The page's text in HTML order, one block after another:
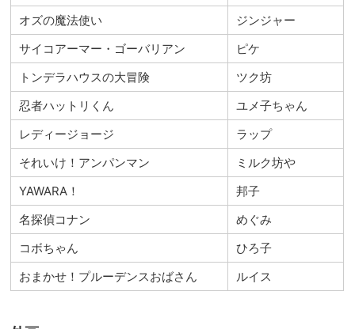
オズの魔法使い
ジンジャー
サイコアーマー・ゴーバリアン
ピケ
トンデラハウスの大冒険
ツク坊
忍者ハットリくん
ユメ子ちゃん
レディージョージ
ラップ
それいけ！アンパンマン
ミルク坊や
YAWARA！
邦子
名探偵コナン
めぐみ
コボちゃん
ひろ子
おまかせ！プルーデンスおばさん
ルイス